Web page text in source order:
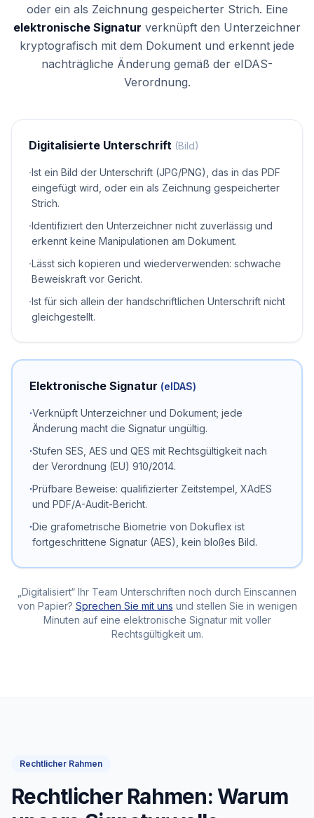
oder ein als Zeichnung gespeicherter Strich. Eine
elektronische Signatur verknüpft den Unterzeichner
kryptografisch mit dem Dokument und erkennt jede
nachträgliche Änderung gemäß der eIDAS-
Verordnung.
Digitalisierte Unterschrift (Bild)
·Ist ein Bild der Unterschrift (JPG/PNG), das in das PDF
eingefügt wird, oder ein als Zeichnung gespeicherter
Strich.
·Identifiziert den Unterzeichner nicht zuverlässig und
erkennt keine Manipulationen am Dokument.
·Lässt sich kopieren und wiederverwenden: schwache
Beweiskraft vor Gericht.
·Ist für sich allein der handschriftlichen Unterschrift nicht
gleichgestellt.
Elektronische Signatur (eIDAS)
·Verknüpft Unterzeichner und Dokument; jede
Änderung macht die Signatur ungültig.
·Stufen SES, AES und QES mit Rechtsgültigkeit nach
der Verordnung (EU) 910/2014.
·Prüfbare Beweise: qualifizierter Zeitstempel, XAdES
und PDF/A-Audit-Bericht.
·Die grafometrische Biometrie von Dokuflex ist
fortgeschrittene Signatur (AES), kein bloßes Bild.
„Digitalisiert“ Ihr Team Unterschriften noch durch Einscannen
von Papier? Sprechen Sie mit uns und stellen Sie in wenigen
Minuten auf eine elektronische Signatur mit voller
Rechtsgültigkeit um.
Rechtlicher Rahmen
Rechtlicher Rahmen: Warum